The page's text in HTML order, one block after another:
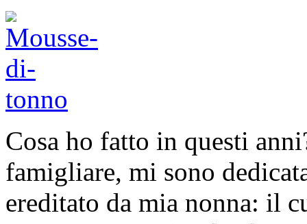
Cosa ho fatto in questi
famigliare, mi sono
ereditato da mia nonna: il